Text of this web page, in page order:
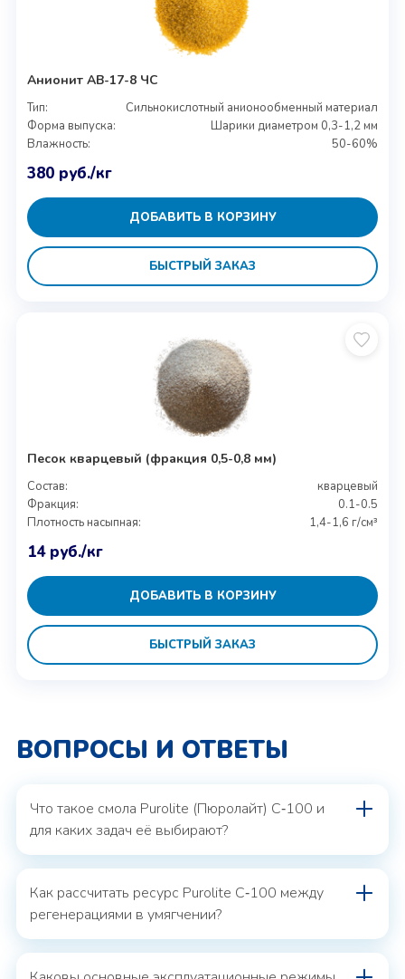
Анионит АВ-17-8 ЧС
Тип:
Сильнокислотный анионообменный материал
Форма выпуска:
Шарики диаметром 0,3-1,2 мм
Влажность:
50-60%
380 руб./кг
ДОБАВИТЬ В КОРЗИНУ
БЫСТРЫЙ ЗАКАЗ
Песок кварцевый (фракция 0,5-0,8 мм)
Состав:
кварцевый
Фракция:
0.1-0.5
Плотность насыпная:
1,4-1,6 г/см³
14 руб./кг
ДОБАВИТЬ В КОРЗИНУ
БЫСТРЫЙ ЗАКАЗ
ВОПРОСЫ И ОТВЕТЫ
Что такое смола Purolite (Пюролайт) C‑100 и
для каких задач её выбирают?
Как рассчитать ресурс Purolite C‑100 между
регенерациями в умягчении?